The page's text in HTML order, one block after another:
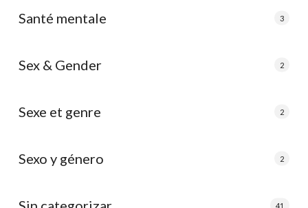
Santé mentale 3
Sex & Gender 2
Sexe et genre 2
Sexo y género 2
41